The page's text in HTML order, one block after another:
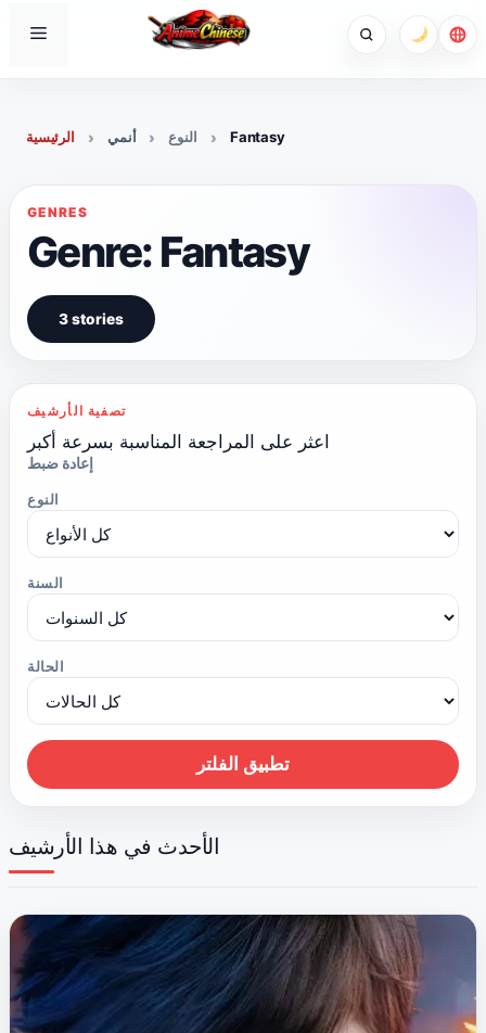
Menu
الرئيسية أنمي النوع Fantasy
GENRES
Genre: Fantasy
3 stories
تصفية الأرشيف
اعثر على المراجعة المناسبة بسرعة أكبر
إعادة ضبط
النوع
السنة
الحالة
تطبيق الفلتر
الأحدث في هذا الأرشيف